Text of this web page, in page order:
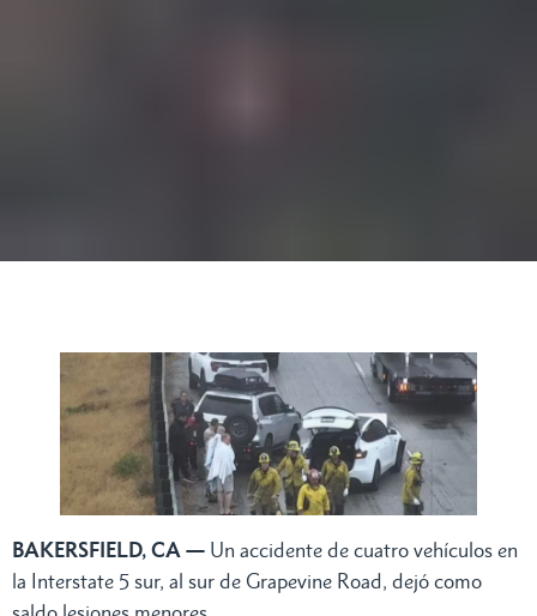
BAKERSFIELD, CA — Un accidente de cuatro vehículos en
la Interstate 5 sur, al sur de Grapevine Road, dejó como